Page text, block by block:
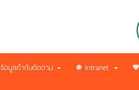
ข้อมูลกำกับติดตาม Intranet.